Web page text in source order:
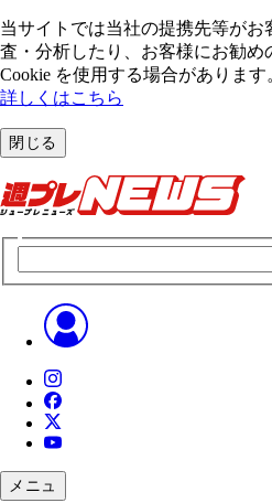
当サイトでは当社の提携先等がお
査・分析したり、お客様にお勧め
Cookie を使⽤する場合があります
詳しくはこちら
閉じる
メニュ